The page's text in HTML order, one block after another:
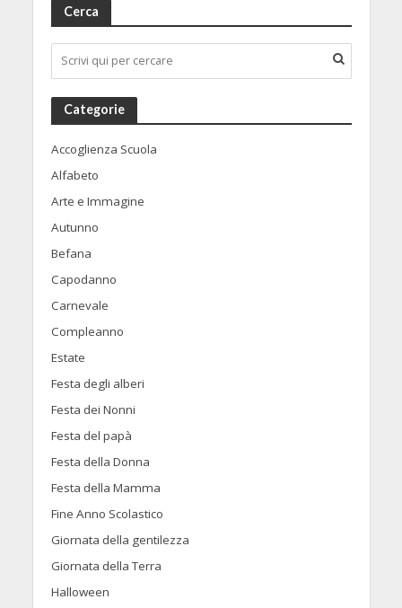
Cerca
Categorie
Accoglienza Scuola
Alfabeto
Arte e Immagine
Autunno
Befana
Capodanno
Carnevale
Compleanno
Estate
Festa degli alberi
Festa dei Nonni
Festa del papà
Festa della Donna
Festa della Mamma
Fine Anno Scolastico
Giornata della gentilezza
Giornata della Terra
Halloween